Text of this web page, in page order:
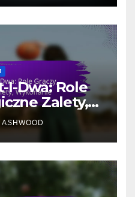
I-Dwa: Role
Zalety,